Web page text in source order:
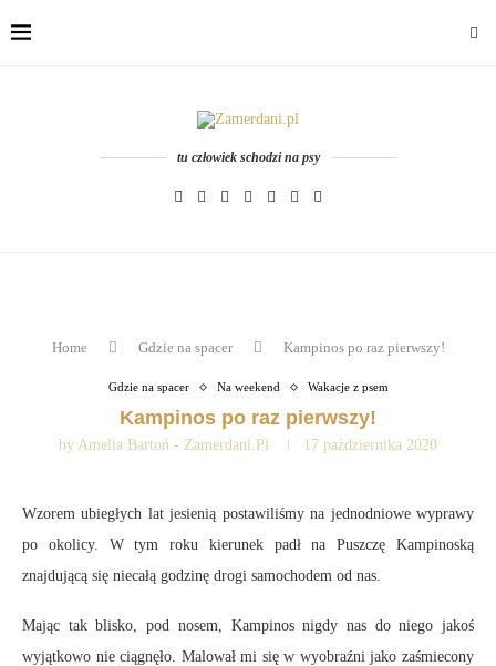
tu człowiek schodzi na psy
Home Gdzie na spacer Kampinos po raz pierwszy!
Gdzie na spacer Na weekend Wakacje z psem
Kampinos po raz pierwszy!
by Amelia Bartoń - Zamerdani.pl 17 października 2020
Wzorem ubiegłych lat jesienią postawiliśmy na jednodniowe wyprawy
po okolicy. W tym roku kierunek padł na Puszczę Kampinoską
znajdującą się niecałą godzinę drogi samochodem od nas.
Mając tak blisko, pod nosem, Kampinos nigdy nas do niego jakoś
wyjątkowo nie ciągnęło. Malował mi się w wyobraźni jako zaśmiecony